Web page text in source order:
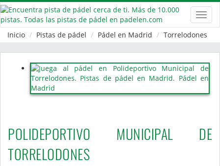
Inicio
Pistas de pádel Pádel en Madrid Torrelodones
POLIDEPORTIVO MUNICIPAL DE
TORRELODONES